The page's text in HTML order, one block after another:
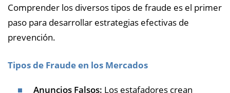
Comprender los diversos tipos de fraude es el primer
paso para desarrollar estrategias efectivas de
prevención.
Tipos de Fraude en los Mercados
Anuncios Falsos: Los estafadores crean